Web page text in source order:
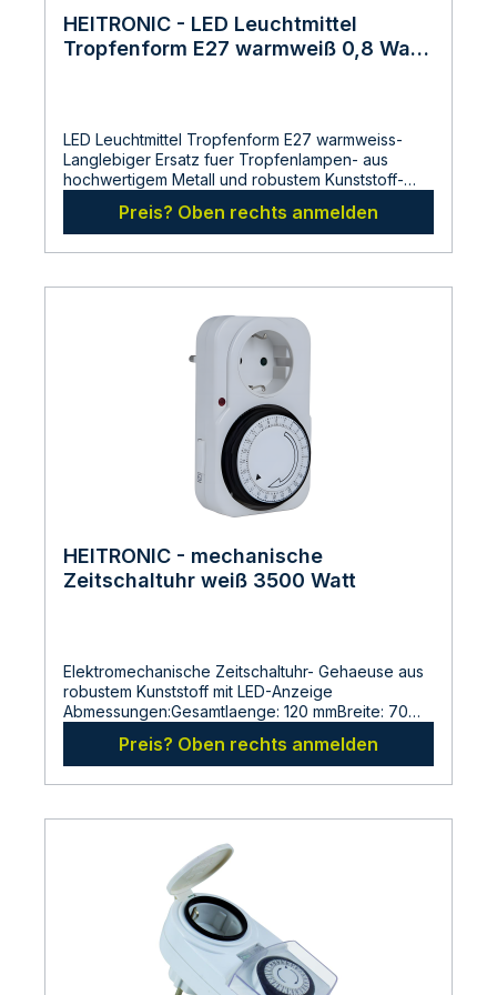
HEITRONIC - LED Leuchtmittel
Tropfenform E27 warmweiß 0,8 Watt
LED Leuchtmittel Tropfenform E27 warmweiss-
Langlebiger Ersatz fuer Tropfenlampen- aus
hochwertigem Metall und robustem Kunststoff-
Waermeentwicklung Abmessungen:Hoehe: 77,6
mmMaximaler Durchmesser: 45 mmHersteller:LDBS
Lichtdienst GmbHChemnitzerstr 814612
Inbetriebnahme die Bedienungsanleitung und die
Hinweise auf der Verpackung sorgfältig durch und
bewahren diese auf. Nehmen sie keine
beschädigten Produkte in Betrieb.
Preis? Oben rechts anmelden
HEITRONIC - mechanische
Zeitschaltuhr weiß 3500 Watt
Elektromechanische Zeitschaltuhr- Gehaeuse aus
robustem Kunststoff mit LED-Anzeige
Abmessungen:Gesamtlaenge: 120 mmBreite: 70
GmbHChemnitzerstr 814612
FalkenseeDeutschlandinfo@ldbs.deWarnhinweise
und Sicherheitsinformationen:Lesen sie vor der
bewahren diese auf. Nehmen sie keine
beschädigten Produkte in Betrieb.
Preis? Oben rechts anmelden